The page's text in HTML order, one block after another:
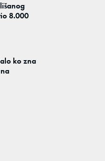
8.000
ko zna